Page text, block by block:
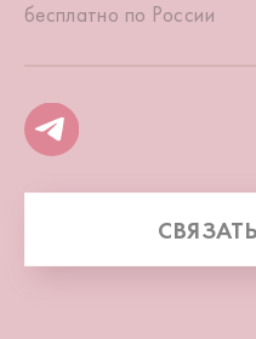
бесплатно по России